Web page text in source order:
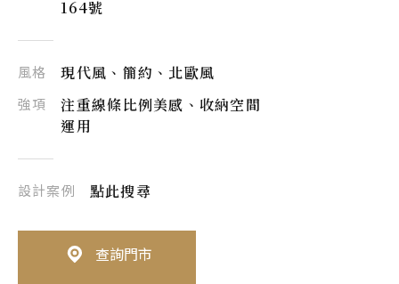
164號
風格 現代風、簡約、北歐風
強項
注重線條比例美感、收納空間
運用
設計案例 點此搜尋
查詢門市